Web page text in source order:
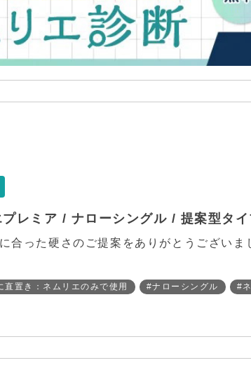
レミア / ナローシングル / 提案型タ
合った硬さのご提案をありがとうござい
直置き：ネムリエのみで使用 #ナローシングル #